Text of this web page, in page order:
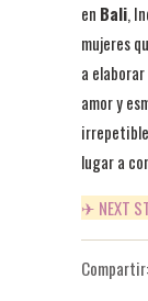
en Bali,
mujeres
a
amor y
lugar a
✈ NEXT
Compartir: